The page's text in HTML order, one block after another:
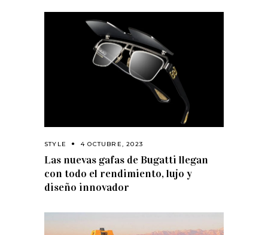
STYLE 4 OCTUBRE, 2023
Las nuevas gafas de Bugatti llegan
con todo el rendimiento, lujo y
diseño innovador